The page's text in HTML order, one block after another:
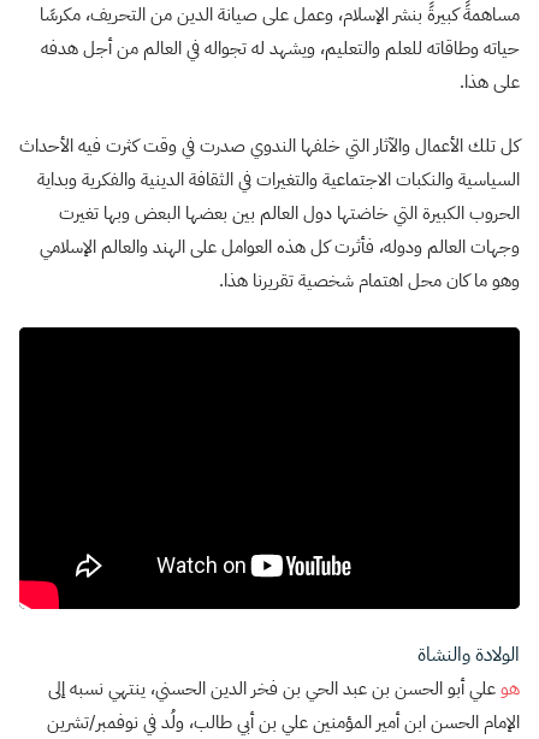
مساهمةً كبيرةً بنشر الإسلام، وعمل على صيانة الدين من التحريف، مكرسًا
حياته وطاقاته للعلم والتعليم، ويشهد له تجواله في العالم من أجل هدفه
على هذا.
كل تلك الأعمال والآثار التي خلفها الندوي صدرت في وقت كثرت فيه الأحداث
السياسية والنكبات الاجتماعية والتغيرات في الثقافة الدينية والفكرية وبداية
الحروب الكبيرة التي خاضتها دول العالم بين بعضها البعض وبها تغيرت
وجهات العالم ودوله، فأثرت كل هذه العوامل على الهند والعالم الإسلامي
وهو ما كان محل اهتمام شخصية تقريرنا هذا.
الولادة والنشاة
هوعلي أبو الحسن بن عبد الحي بن فخر الدين الحسني، ينتهي نسبه إلى
الإمام الحسن ابن أمير المؤمنين علي بن أبي طالب، ولُد في نوفمبر/تشرين